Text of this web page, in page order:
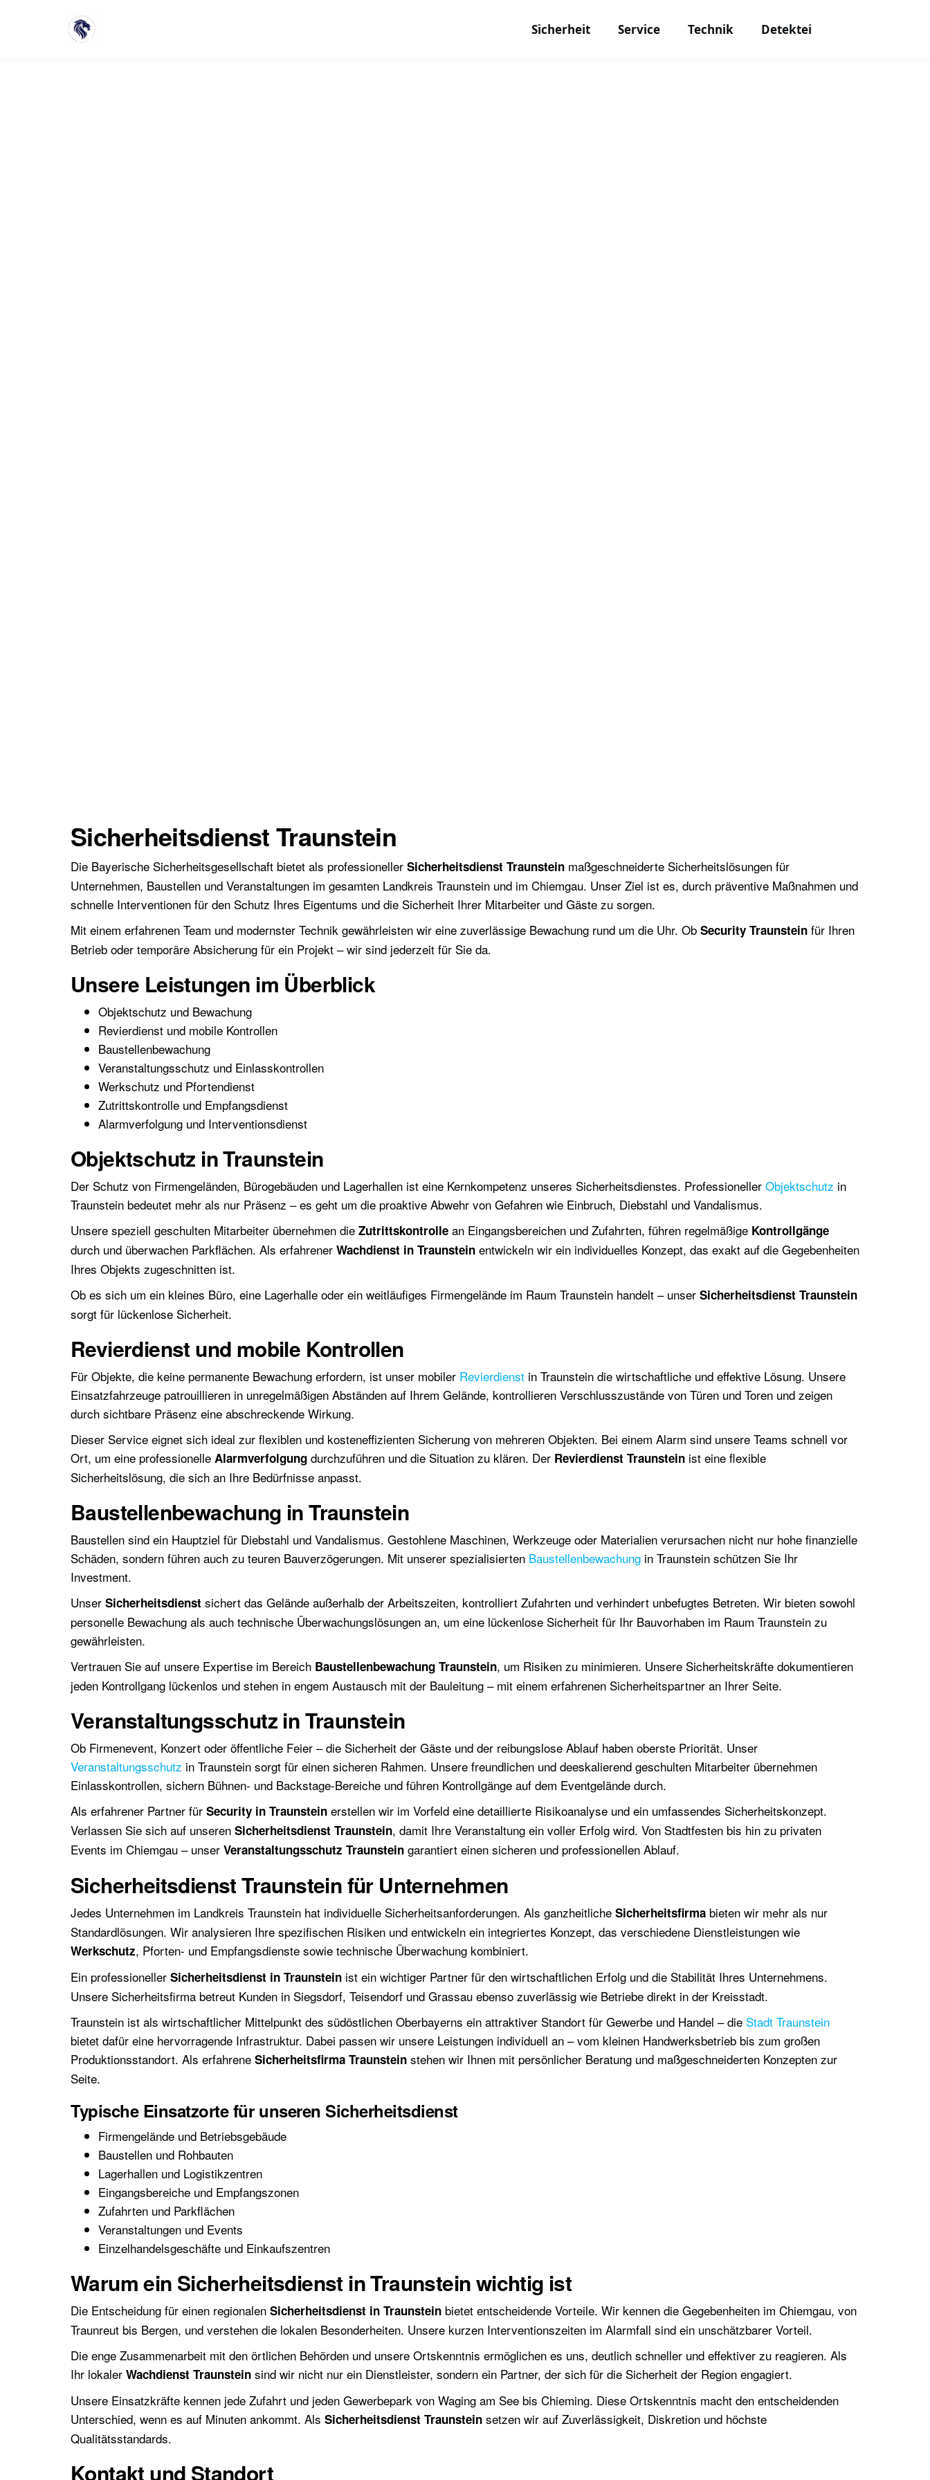
Sicherheit Service Technik Detektei
Sicherheitsdienst Traunstein
Die Bayerische Sicherheitsgesellschaft bietet als professioneller Sicherheitsdienst Traunstein maßgeschneiderte Sicherheitslösungen für
Unternehmen, Baustellen und Veranstaltungen im gesamten Landkreis Traunstein und im Chiemgau. Unser Ziel ist es, durch präventive Maßnahmen und
schnelle Interventionen für den Schutz Ihres Eigentums und die Sicherheit Ihrer Mitarbeiter und Gäste zu sorgen.
Mit einem erfahrenen Team und modernster Technik gewährleisten wir eine zuverlässige Bewachung rund um die Uhr. Ob Security Traunstein für Ihren
Betrieb oder temporäre Absicherung für ein Projekt – wir sind jederzeit für Sie da.
Unsere Leistungen im Überblick
Objektschutz und Bewachung
Revierdienst und mobile Kontrollen
Baustellenbewachung
Veranstaltungsschutz und Einlasskontrollen
Werkschutz und Pfortendienst
Zutrittskontrolle und Empfangsdienst
Alarmverfolgung und Interventionsdienst
Objektschutz in Traunstein
Der Schutz von Firmengeländen, Bürogebäuden und Lagerhallen ist eine Kernkompetenz unseres Sicherheitsdienstes. Professioneller Objektschutz in
Traunstein bedeutet mehr als nur Präsenz – es geht um die proaktive Abwehr von Gefahren wie Einbruch, Diebstahl und Vandalismus.
Unsere speziell geschulten Mitarbeiter übernehmen die Zutrittskontrolle an Eingangsbereichen und Zufahrten, führen regelmäßige Kontrollgänge
durch und überwachen Parkflächen. Als erfahrener Wachdienst in Traunstein entwickeln wir ein individuelles Konzept, das exakt auf die Gegebenheiten
Ihres Objekts zugeschnitten ist.
Ob es sich um ein kleines Büro, eine Lagerhalle oder ein weitläufiges Firmengelände im Raum Traunstein handelt – unser Sicherheitsdienst Traunstein
sorgt für lückenlose Sicherheit.
Revierdienst und mobile Kontrollen
Für Objekte, die keine permanente Bewachung erfordern, ist unser mobiler Revierdienst in Traunstein die wirtschaftliche und effektive Lösung. Unsere
Einsatzfahrzeuge patrouillieren in unregelmäßigen Abständen auf Ihrem Gelände, kontrollieren Verschlusszustände von Türen und Toren und zeigen
durch sichtbare Präsenz eine abschreckende Wirkung.
Dieser Service eignet sich ideal zur flexiblen und kosteneffizienten Sicherung von mehreren Objekten. Bei einem Alarm sind unsere Teams schnell vor
Ort, um eine professionelle Alarmverfolgung durchzuführen und die Situation zu klären. Der Revierdienst Traunstein ist eine flexible
Sicherheitslösung, die sich an Ihre Bedürfnisse anpasst.
Baustellenbewachung in Traunstein
Baustellen sind ein Hauptziel für Diebstahl und Vandalismus. Gestohlene Maschinen, Werkzeuge oder Materialien verursachen nicht nur hohe finanzielle
Schäden, sondern führen auch zu teuren Bauverzögerungen. Mit unserer spezialisierten Baustellenbewachung in Traunstein schützen Sie Ihr
Investment.
Unser Sicherheitsdienst sichert das Gelände außerhalb der Arbeitszeiten, kontrolliert Zufahrten und verhindert unbefugtes Betreten. Wir bieten sowohl
personelle Bewachung als auch technische Überwachungslösungen an, um eine lückenlose Sicherheit für Ihr Bauvorhaben im Raum Traunstein zu
gewährleisten.
Vertrauen Sie auf unsere Expertise im Bereich Baustellenbewachung Traunstein, um Risiken zu minimieren. Unsere Sicherheitskräfte dokumentieren
jeden Kontrollgang lückenlos und stehen in engem Austausch mit der Bauleitung – mit einem erfahrenen Sicherheitspartner an Ihrer Seite.
Veranstaltungsschutz in Traunstein
Ob Firmenevent, Konzert oder öffentliche Feier – die Sicherheit der Gäste und der reibungslose Ablauf haben oberste Priorität. Unser
Veranstaltungsschutz in Traunstein sorgt für einen sicheren Rahmen. Unsere freundlichen und deeskalierend geschulten Mitarbeiter übernehmen
Einlasskontrollen, sichern Bühnen- und Backstage-Bereiche und führen Kontrollgänge auf dem Eventgelände durch.
Als erfahrener Partner für Security in Traunstein erstellen wir im Vorfeld eine detaillierte Risikoanalyse und ein umfassendes Sicherheitskonzept.
Verlassen Sie sich auf unseren Sicherheitsdienst Traunstein, damit Ihre Veranstaltung ein voller Erfolg wird. Von Stadtfesten bis hin zu privaten
Events im Chiemgau – unser Veranstaltungsschutz Traunstein garantiert einen sicheren und professionellen Ablauf.
Sicherheitsdienst Traunstein für Unternehmen
Jedes Unternehmen im Landkreis Traunstein hat individuelle Sicherheitsanforderungen. Als ganzheitliche Sicherheitsfirma bieten wir mehr als nur
Standardlösungen. Wir analysieren Ihre spezifischen Risiken und entwickeln ein integriertes Konzept, das verschiedene Dienstleistungen wie
Werkschutz, Pforten- und Empfangsdienste sowie technische Überwachung kombiniert.
Ein professioneller Sicherheitsdienst in Traunstein ist ein wichtiger Partner für den wirtschaftlichen Erfolg und die Stabilität Ihres Unternehmens.
Unsere Sicherheitsfirma betreut Kunden in Siegsdorf, Teisendorf und Grassau ebenso zuverlässig wie Betriebe direkt in der Kreisstadt.
Traunstein ist als wirtschaftlicher Mittelpunkt des südöstlichen Oberbayerns ein attraktiver Standort für Gewerbe und Handel – die Stadt Traunstein
bietet dafür eine hervorragende Infrastruktur. Dabei passen wir unsere Leistungen individuell an – vom kleinen Handwerksbetrieb bis zum großen
Produktionsstandort. Als erfahrene Sicherheitsfirma Traunstein stehen wir Ihnen mit persönlicher Beratung und maßgeschneiderten Konzepten zur
Seite.
Typische Einsatzorte für unseren Sicherheitsdienst
Firmengelände und Betriebsgebäude
Baustellen und Rohbauten
Lagerhallen und Logistikzentren
Eingangsbereiche und Empfangszonen
Zufahrten und Parkflächen
Veranstaltungen und Events
Einzelhandelsgeschäfte und Einkaufszentren
Warum ein Sicherheitsdienst in Traunstein wichtig ist
Die Entscheidung für einen regionalen Sicherheitsdienst in Traunstein bietet entscheidende Vorteile. Wir kennen die Gegebenheiten im Chiemgau, von
Traunreut bis Bergen, und verstehen die lokalen Besonderheiten. Unsere kurzen Interventionszeiten im Alarmfall sind ein unschätzbarer Vorteil.
Die enge Zusammenarbeit mit den örtlichen Behörden und unsere Ortskenntnis ermöglichen es uns, deutlich schneller und effektiver zu reagieren. Als
Ihr lokaler Wachdienst Traunstein sind wir nicht nur ein Dienstleister, sondern ein Partner, der sich für die Sicherheit der Region engagiert.
Unsere Einsatzkräfte kennen jede Zufahrt und jeden Gewerbepark von Waging am See bis Chieming. Diese Ortskenntnis macht den entscheidenden
Unterschied, wenn es auf Minuten ankommt. Als Sicherheitsdienst Traunstein setzen wir auf Zuverlässigkeit, Diskretion und höchste
Qualitätsstandards.
Kontakt und Standort